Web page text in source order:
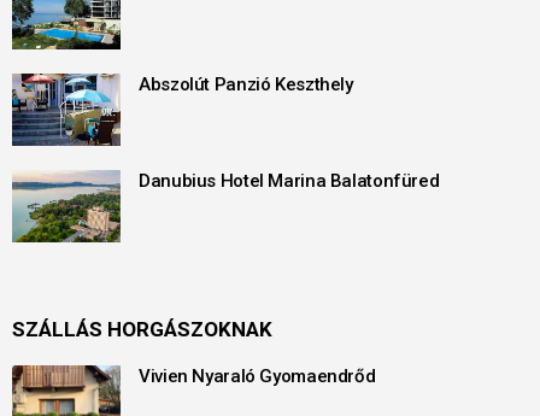
Abszolút Panzió Keszthely
Danubius Hotel Marina Balatonfüred
SZÁLLÁS HORGÁSZOKNAK
Vivien Nyaraló Gyomaendrőd